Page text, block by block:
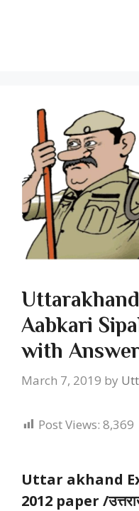
Aabkari
with Answer
March 7, 2019 by
Post Views: 8,369
Uttar akhand
2012 paper /